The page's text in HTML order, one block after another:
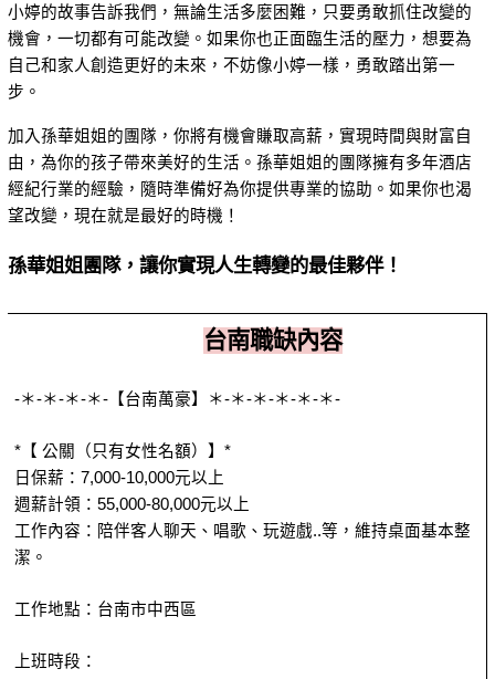
小婷的故事告訴我們，無論生活多麼困難，只要勇敢抓住改變的
機會，一切都有可能改變。如果你也正面臨生活的壓力，想要為
自己和家人創造更好的未來，不妨像小婷一樣，勇敢踏出第一
步。
加入孫華姐姐的團隊，你將有機會賺取高薪，實現時間與財富自
由，為你的孩子帶來美好的生活。孫華姐姐的團隊擁有多年酒店
經紀行業的經驗，隨時準備好為你提供專業的協助。如果你也渴
望改變，現在就是最好的時機！
孫華姐姐團隊，讓你實現人生轉變的最佳夥伴！
台南職缺內容
-＊-＊-＊-＊-【台南萬豪】＊-＊-＊-＊-＊-＊-
*【 公關（只有女性名額）】*
日保薪：7,000-10,000元以上
週薪計領：55,000-80,000元以上
工作內容：陪伴客人聊天、唱歌、玩遊戲..等，維持桌面基本整
潔。
工作地點：台南市中西區
上班時段：